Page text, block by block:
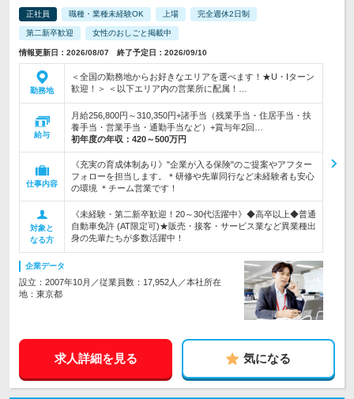
正社員 職種・業種未経験OK 上場 完全週休2日制
第二新卒歓迎 女性のおしごと掲載中
情報更新日：2026/08/07 終了予定日：2026/09/10
勤務地
＜全国の勤務地からお好きなエリアを選べます！★U・Iターン
歓迎！＞ ＜以下エリア内の営業所に配属！…
給与
月給256,800円～310,350円+諸手当（残業手当・住居手当・扶
養手当・営業手当・通勤手当など）+賞与年2回…
初年度の年収： 420～500万円
仕事内容
《充実の育成体制あり》"企業が入る保険"のご提案やアフター
フォローを担当します。＊研修や先輩同行など未経験者も安心
の環境 ＊チーム営業です！
対象と
なる方
《未経験・第二新卒歓迎！20～30代活躍中》◆高卒以上◆普通
自動車免許 (AT限定可)★販売・接客・サービス業など異業種出
身の先輩たちが多数活躍中！
企業データ
設立：2007年10月／従業員数：17,952人／本社所在
地：東京都
求人詳細を見る 気になる